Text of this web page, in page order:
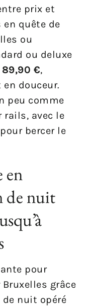
prix et
en quête de
ou
ou deluxe
89,90 €,
douceur.
peu comme
rails, avec le
bercer le
en
de nuit
pour
grâce
nuit opéré